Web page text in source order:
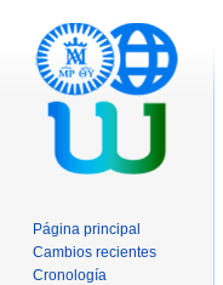
Página principal
Cambios recientes
Cronología